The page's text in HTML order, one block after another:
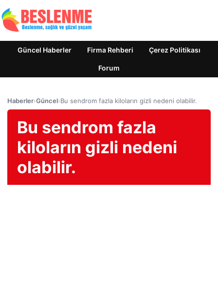
Güncel Haberler Firma Rehberi Çerez Politikası
Forum
Haberler›Güncel›Bu sendrom fazla kiloların gizli nedeni olabilir.
Bu sendrom fazla
kiloların gizli nedeni
olabilir.